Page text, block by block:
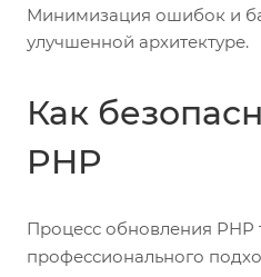
Минимизация ошибок и
улучшенной архитектуре.
Как
PHP
Процесс обновления PHP
профессионального